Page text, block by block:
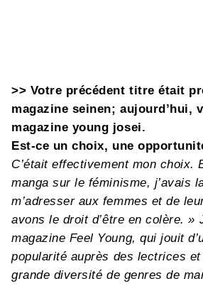
>> Votre précédent titre était
magazine seinen; aujourd’hui,
magazine young josei.
Est-ce un choix, une
C’était effectivement mon choix.
manga sur le féminisme, j’avais
m’adresser aux femmes et de
avons le droit d’être en colère. »
magazine Feel Young, qui jouit
popularité auprès des lectrices
grande diversité de genres de